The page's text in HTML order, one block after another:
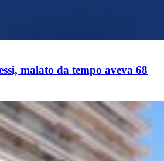
malato da tempo aveva 68